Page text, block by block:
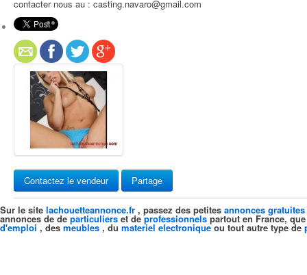
contacter nous au : casting.navaro@gmail.com
Contactez le vendeur Partage
Sur le site lachouetteannonce.fr , passez des petites annonces gratuites
annonces de de particuliers et deprofessionnels partout en France,
d'emploi , des meubles , du materiel electroniqueou tout autre type de